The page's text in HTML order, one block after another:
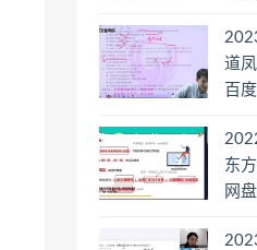
道
百
东
网